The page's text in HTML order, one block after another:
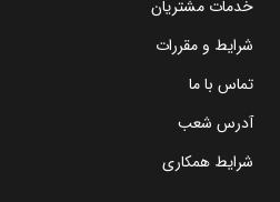
خدمات مشتریان
شرایط و مقررات
تماس با ما
آدرس شعب
شرایط همکاری